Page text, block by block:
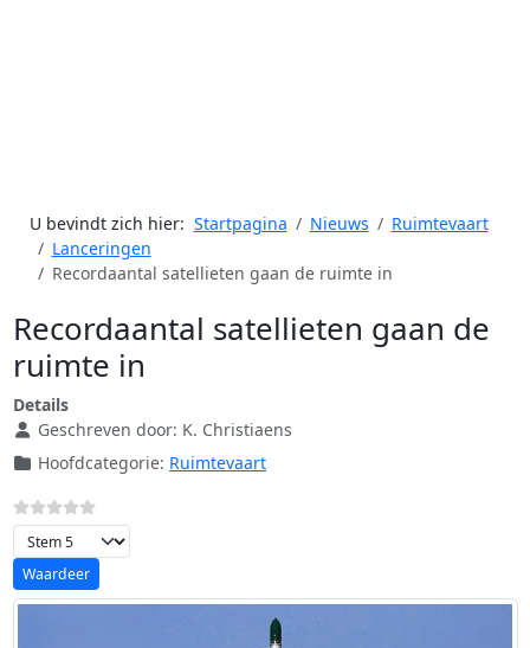
U bevindt zich hier: Startpagina Nieuws
Ruimtevaart
Lanceringen
Recordaantal satellieten gaan de ruimte in
Recordaantal satellieten gaan de
ruimte in
Details
Geschreven door: K. Christiaens
Hoofdcategorie: Ruimtevaart
Voeg waardering toe